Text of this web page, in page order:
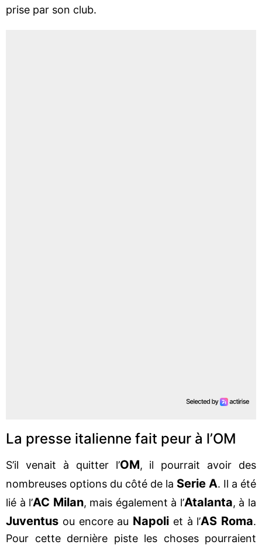
prise par son club.
La presse italienne fait peur à l’OM
S’il venait à quitter l’OM, il pourrait avoir des
nombreuses options du côté de la Serie A. Il a été
lié à l’AC Milan, mais également à l’Atalanta, à la
Juventus ou encore au Napoli et à l’AS Roma.
Pour cette dernière piste les choses pourraient